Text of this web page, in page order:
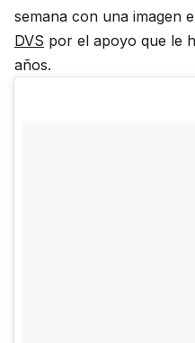
semana con una imagen
DVS por el apoyo que le
años.